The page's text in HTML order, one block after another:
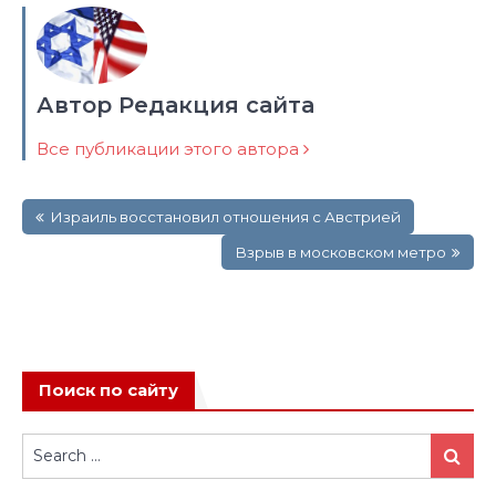
Автор Редакция сайта
Все публикации этого автора
по Израиль восстановил отношения с Австрией
Взрыв в московском метро
Поиск по сайту
Search
for:
Search